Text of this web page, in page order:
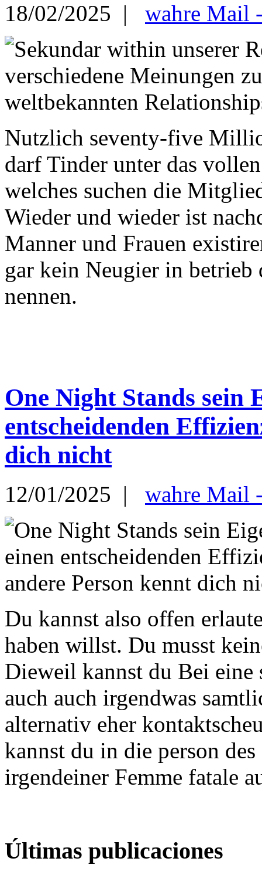
18/02/2025 | wahre Mail
Nutzlich seventy-five
darf Tinder unter das
welches suchen die
Wieder und wieder ist
Manner und Frauen
gar kein Neugier in betrieb
nennen.
One Night Stands sein
entscheidenden
dich nicht
12/01/2025 | wahre Mail
Du kannst also offen
haben willst. Du musst
Dieweil kannst du Bei eine
auch auch irgendwas
alternativ eher
kannst du in die person
irgendeiner Femme fatale
Últimas publicaciones